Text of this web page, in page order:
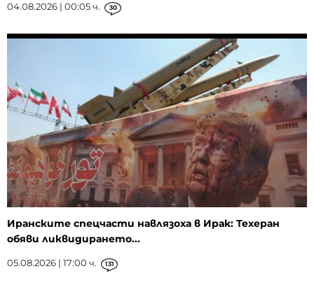
04.08.2026 | 00:05 ч. 30
Иранските спецчасти навлязоха в Ирак: Техеран
обяви ликвидирането...
05.08.2026 | 17:00 ч. 131